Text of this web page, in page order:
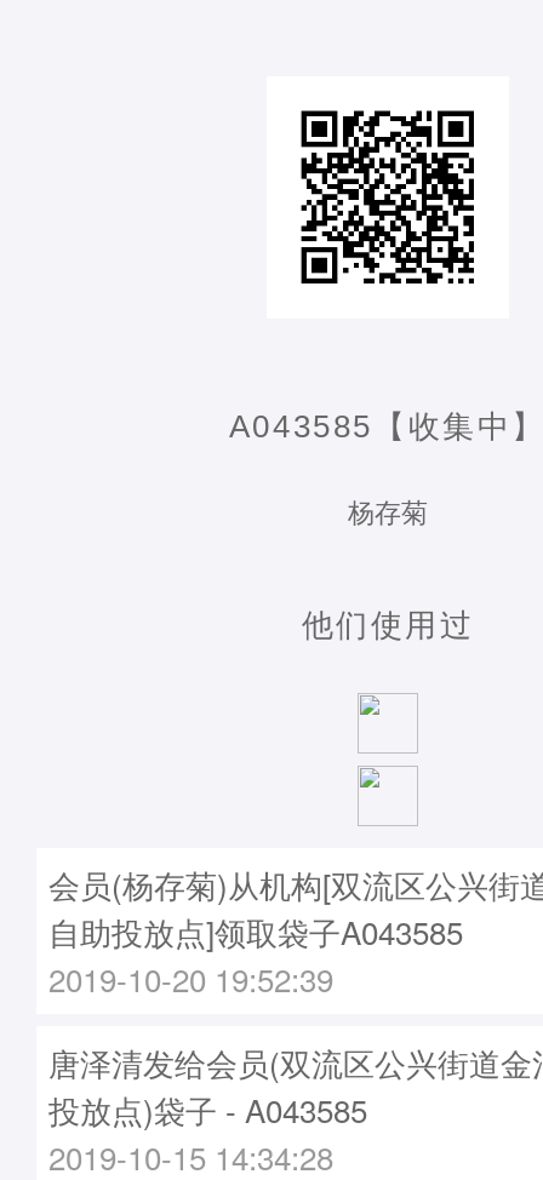
A043585【收集中
杨存菊
他们使用过
会员(杨存菊)从机构[双流区公兴街
自助投放点]领取袋子A043585
2019-10-20 19:52:39
唐泽清发给会员(双流区公兴街道
投放点)袋子 - A043585
2019-10-15 14:34:28